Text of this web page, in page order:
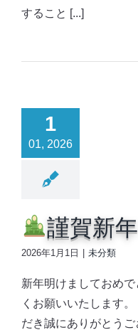
すること [...]
1
01, 2026
謹賀新年
2026年1月1日 | 未分類
新年明けましておめ
くお願いいたします
だき誠にありがとう